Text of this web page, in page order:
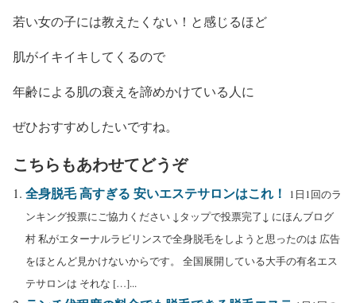
若い女の子には教えたくない！と感じるほど
肌がイキイキしてくるので
年齢による肌の衰えを諦めかけている人に
ぜひおすすめしたいですね。
こちらもあわせてどうぞ
全身脱毛 高すぎる 安いエステサロンはこれ！
1日1回のラ
ンキング投票にご協力ください ↓タップで投票完了↓ にほんブログ
村 私がエターナルラビリンスで全身脱毛をしようと思ったのは 広告
をほとんど見かけないからです。 全国展開している大手の有名エス
テサロンは それな […]...